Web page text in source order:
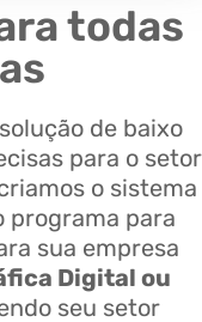
todas
de baixo
para o setor
o sistema
programa para
sua empresa
Digital ou
seu setor